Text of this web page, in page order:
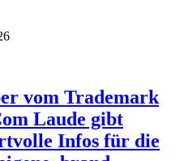
vom Trademark
Laude gibt
Infos für die